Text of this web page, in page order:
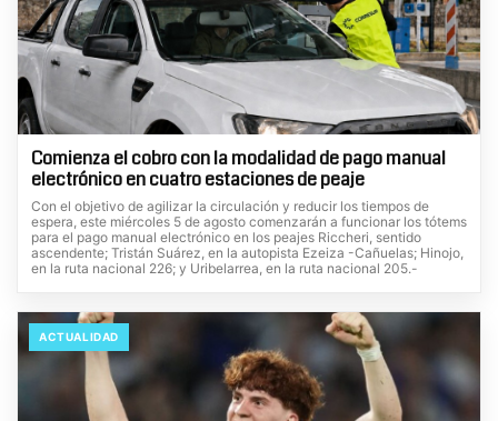
Comienza el cobro con la modalidad de pago manual
electrónico en cuatro estaciones de peaje
Con el objetivo de agilizar la circulación y reducir los tiempos de
espera, este miércoles 5 de agosto comenzarán a funcionar los tótems
para el pago manual electrónico en los peajes Riccheri, sentido
ascendente; Tristán Suárez, en la autopista Ezeiza -Cañuelas; Hinojo,
en la ruta nacional 226; y Uribelarrea, en la ruta nacional 205.-
ACTUALIDAD